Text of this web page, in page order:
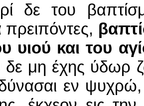
δε του
υιού και του
δε μη έχης ύδωρ
εν